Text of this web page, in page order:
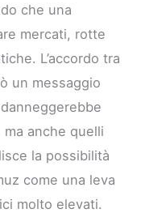
che una
mercati, rotte
L’accordo tra
un messaggio
anche quelli
la possibilità
come una leva
molto elevati.